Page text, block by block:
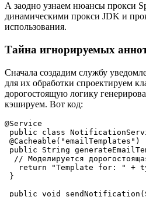
А заодно узнаем нюансы прокси
динамическими прокси JDK и
использования.
Тайна игнорируемых
Сначала создадим службу
для их обработки спроектируем
дорогостоящую логику
кэшируем. Вот код:
@Service
public class
@Cacheable("emailTemplates")
public String
// Моделируется
return "Template for: " +
}